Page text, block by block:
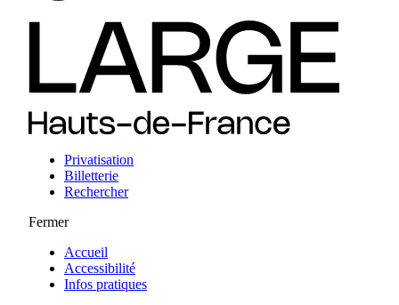
Privatisation
Billetterie
Rechercher
Fermer
Accueil
Accessibilité
Infos pratiques